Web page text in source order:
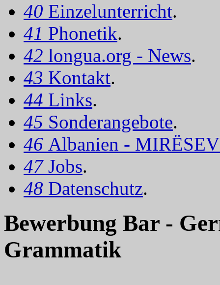
40 Einzelunterricht.
41 Phonetik.
42 longua.org - News.
43 Kontakt.
44 Links.
45 Sonderangebote.
46 Albanien -
47 Jobs.
48 Datenschutz.
Bewerbung Bar -
Grammatik